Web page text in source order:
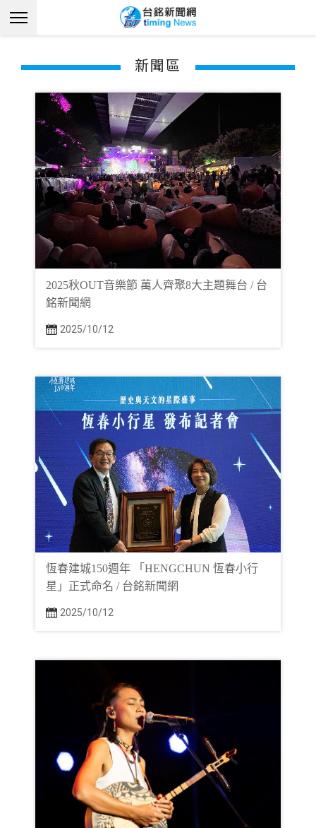
新聞區
2025秋OUT音樂節 萬人齊聚8大主題舞台 / 台
銘新聞網
2025/10/12
恆春建城150週年 「HENGCHUN 恆春小行
星」正式命名 / 台銘新聞網
2025/10/12